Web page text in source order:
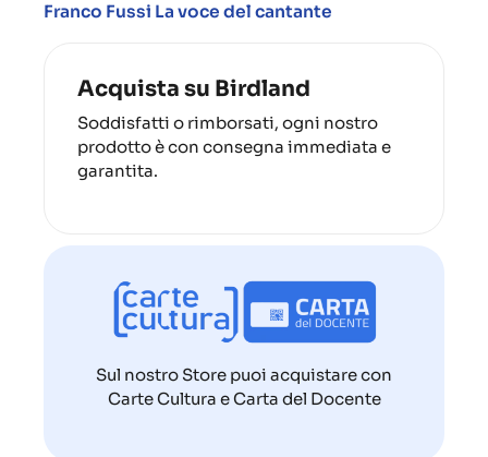
Franco Fussi La voce del cantante
Acquista su Birdland
Soddisfatti o rimborsati, ogni nostro
prodotto è con consegna immediata e
garantita.
Sul nostro Store puoi acquistare con
Carte Cultura e Carta del Docente